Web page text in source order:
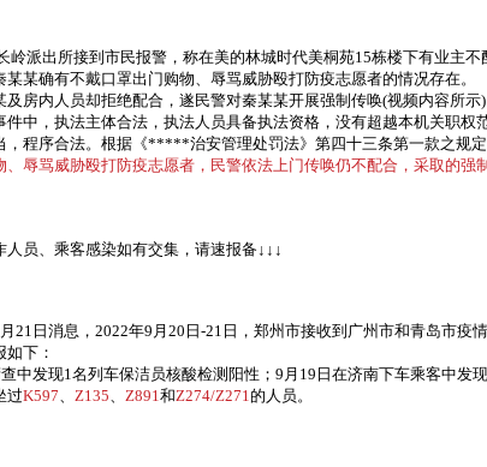
岭派出所接到市民报警，称在美的林城时代美桐苑15栋楼下有业主不
某确有不戴口罩出门购物、辱骂威胁殴打防疫志愿者的情况存在。
房内人员却拒绝配合，遂民警对秦某某开展强制传唤(视频内容所示
中，执法主体合法，执法人员具备执法资格，没有超越本机关职
程序合法。根据《*****治安管理处罚法》第四十三条第一款之规定
、辱骂威胁殴打防疫志愿者，民警依法上门传唤仍不配合，采取的
人员、乘客感染如有交集，请速报备↓↓↓
21日消息，2022年9月20日-21日，郑州市接收到广州市和青岛市疫
下：
中发现1名列车保洁员核酸检测阳性；9月19日在济南下车乘客中发
过K597、 Z135、 Z891和Z274/Z271的人员。